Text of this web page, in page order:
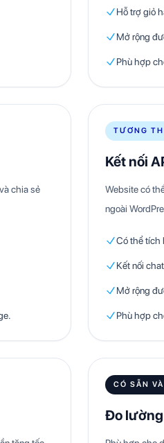
Hỗ trợ giỏ
Mở rộng
Phù hợp
chia sẻ
TƯƠNG
Kết nối
Website có
ngoài
Có thể tích
Kết nối
Mở rộng
Phù hợp
CÓ SẴN
Đo